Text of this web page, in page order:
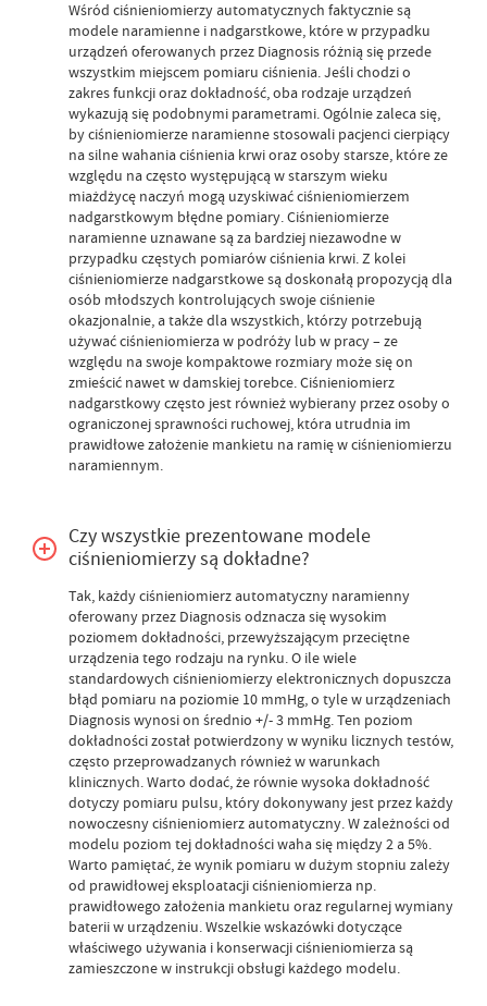
Wśród ciśnieniomierzy automatycznych faktycznie są
modele naramienne i nadgarstkowe, które w przypadku
urządzeń oferowanych przez Diagnosis różnią się przede
wszystkim miejscem pomiaru ciśnienia. Jeśli chodzi o
zakres funkcji oraz dokładność, oba rodzaje urządzeń
wykazują się podobnymi parametrami. Ogólnie zaleca się,
by ciśnieniomierze naramienne stosowali pacjenci cierpiący
na silne wahania ciśnienia krwi oraz osoby starsze, które ze
względu na często występującą w starszym wieku
miażdżycę naczyń mogą uzyskiwać ciśnieniomierzem
nadgarstkowym błędne pomiary. Ciśnieniomierze
naramienne uznawane są za bardziej niezawodne w
przypadku częstych pomiarów ciśnienia krwi. Z kolei
ciśnieniomierze nadgarstkowe są doskonałą propozycją dla
osób młodszych kontrolujących swoje ciśnienie
okazjonalnie, a także dla wszystkich, którzy potrzebują
używać ciśnieniomierza w podróży lub w pracy – ze
względu na swoje kompaktowe rozmiary może się on
zmieścić nawet w damskiej torebce. Ciśnieniomierz
nadgarstkowy często jest również wybierany przez osoby o
ograniczonej sprawności ruchowej, która utrudnia im
prawidłowe założenie mankietu na ramię w ciśnieniomierzu
naramiennym.
Czy wszystkie prezentowane modele
ciśnieniomierzy są dokładne?
Tak, każdy ciśnieniomierz automatyczny naramienny
oferowany przez Diagnosis odznacza się wysokim
poziomem dokładności, przewyższającym przeciętne
urządzenia tego rodzaju na rynku. O ile wiele
standardowych ciśnieniomierzy elektronicznych dopuszcza
błąd pomiaru na poziomie 10 mmHg, o tyle w urządzeniach
Diagnosis wynosi on średnio +/- 3 mmHg. Ten poziom
dokładności został potwierdzony w wyniku licznych testów,
często przeprowadzanych również w warunkach
klinicznych. Warto dodać, że równie wysoka dokładność
dotyczy pomiaru pulsu, który dokonywany jest przez każdy
nowoczesny ciśnieniomierz automatyczny. W zależności od
modelu poziom tej dokładności waha się między 2 a 5%.
Warto pamiętać, że wynik pomiaru w dużym stopniu zależy
od prawidłowej eksploatacji ciśnieniomierza np.
prawidłowego założenia mankietu oraz regularnej wymiany
baterii w urządzeniu. Wszelkie wskazówki dotyczące
właściwego używania i konserwacji ciśnieniomierza są
zamieszczone w instrukcji obsługi każdego modelu.